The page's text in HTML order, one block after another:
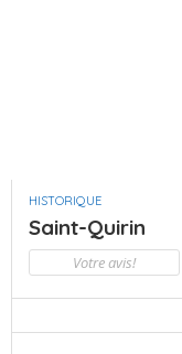
HISTORIQUE
Saint-Quirin
Votre avis!